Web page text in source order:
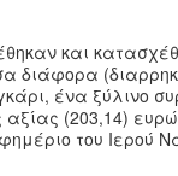
και
διάφορα
ένα ξύλινο
αξίας (203,14)
του Ιερού